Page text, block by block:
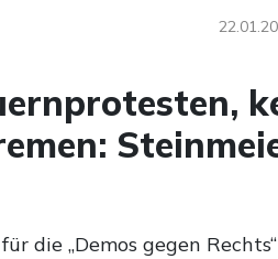
die „Demos gegen Rechts“